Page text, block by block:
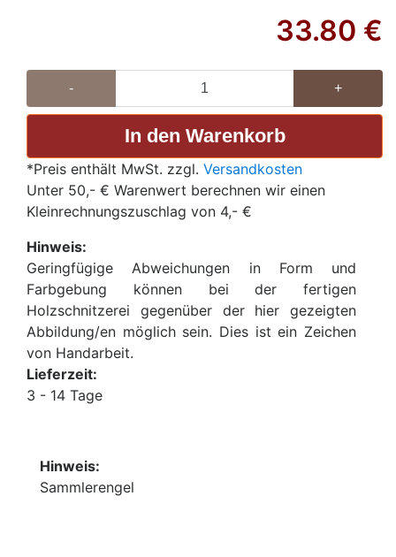
33.80 €
- +
*Preis enthält MwSt. zzgl. Versandkosten
Unter 50,- € Warenwert berechnen wir einen
Kleinrechnungszuschlag von 4,- €
Hinweis:
Geringfügige Abweichungen in Form und
Farbgebung können bei der fertigen
Holzschnitzerei gegenüber der hier gezeigten
Abbildung/en möglich sein. Dies ist ein Zeichen
von Handarbeit.
Lieferzeit:
3 - 14 Tage
Hinweis:
Sammlerengel